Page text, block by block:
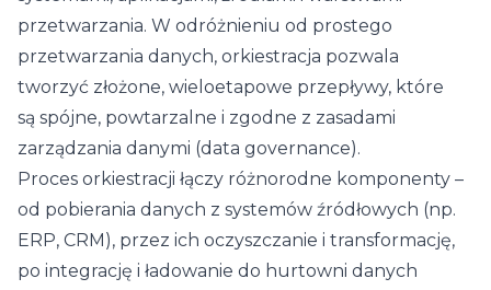
przetwarzania. W odróżnieniu od prostego
przetwarzania danych, orkiestracja pozwala
tworzyć złożone, wieloetapowe przepływy, które
są spójne, powtarzalne i zgodne z zasadami
zarządzania danymi (data governance).
Proces orkiestracji łączy różnorodne komponenty –
od pobierania danych z systemów źródłowych (np.
ERP, CRM), przez ich oczyszczanie i transformację,
po integrację i ładowanie do hurtowni danych